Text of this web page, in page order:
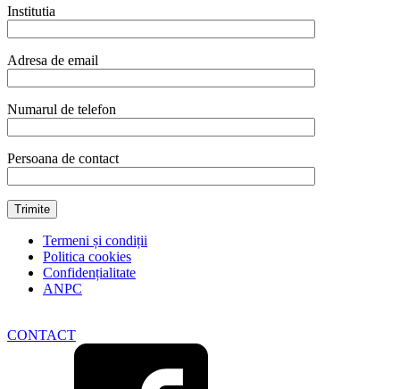
Institutia
Adresa de email
Numarul de telefon
Persoana de contact
Termeni și condiții
Politica cookies
Confidențialitate
ANPC
CONTACT